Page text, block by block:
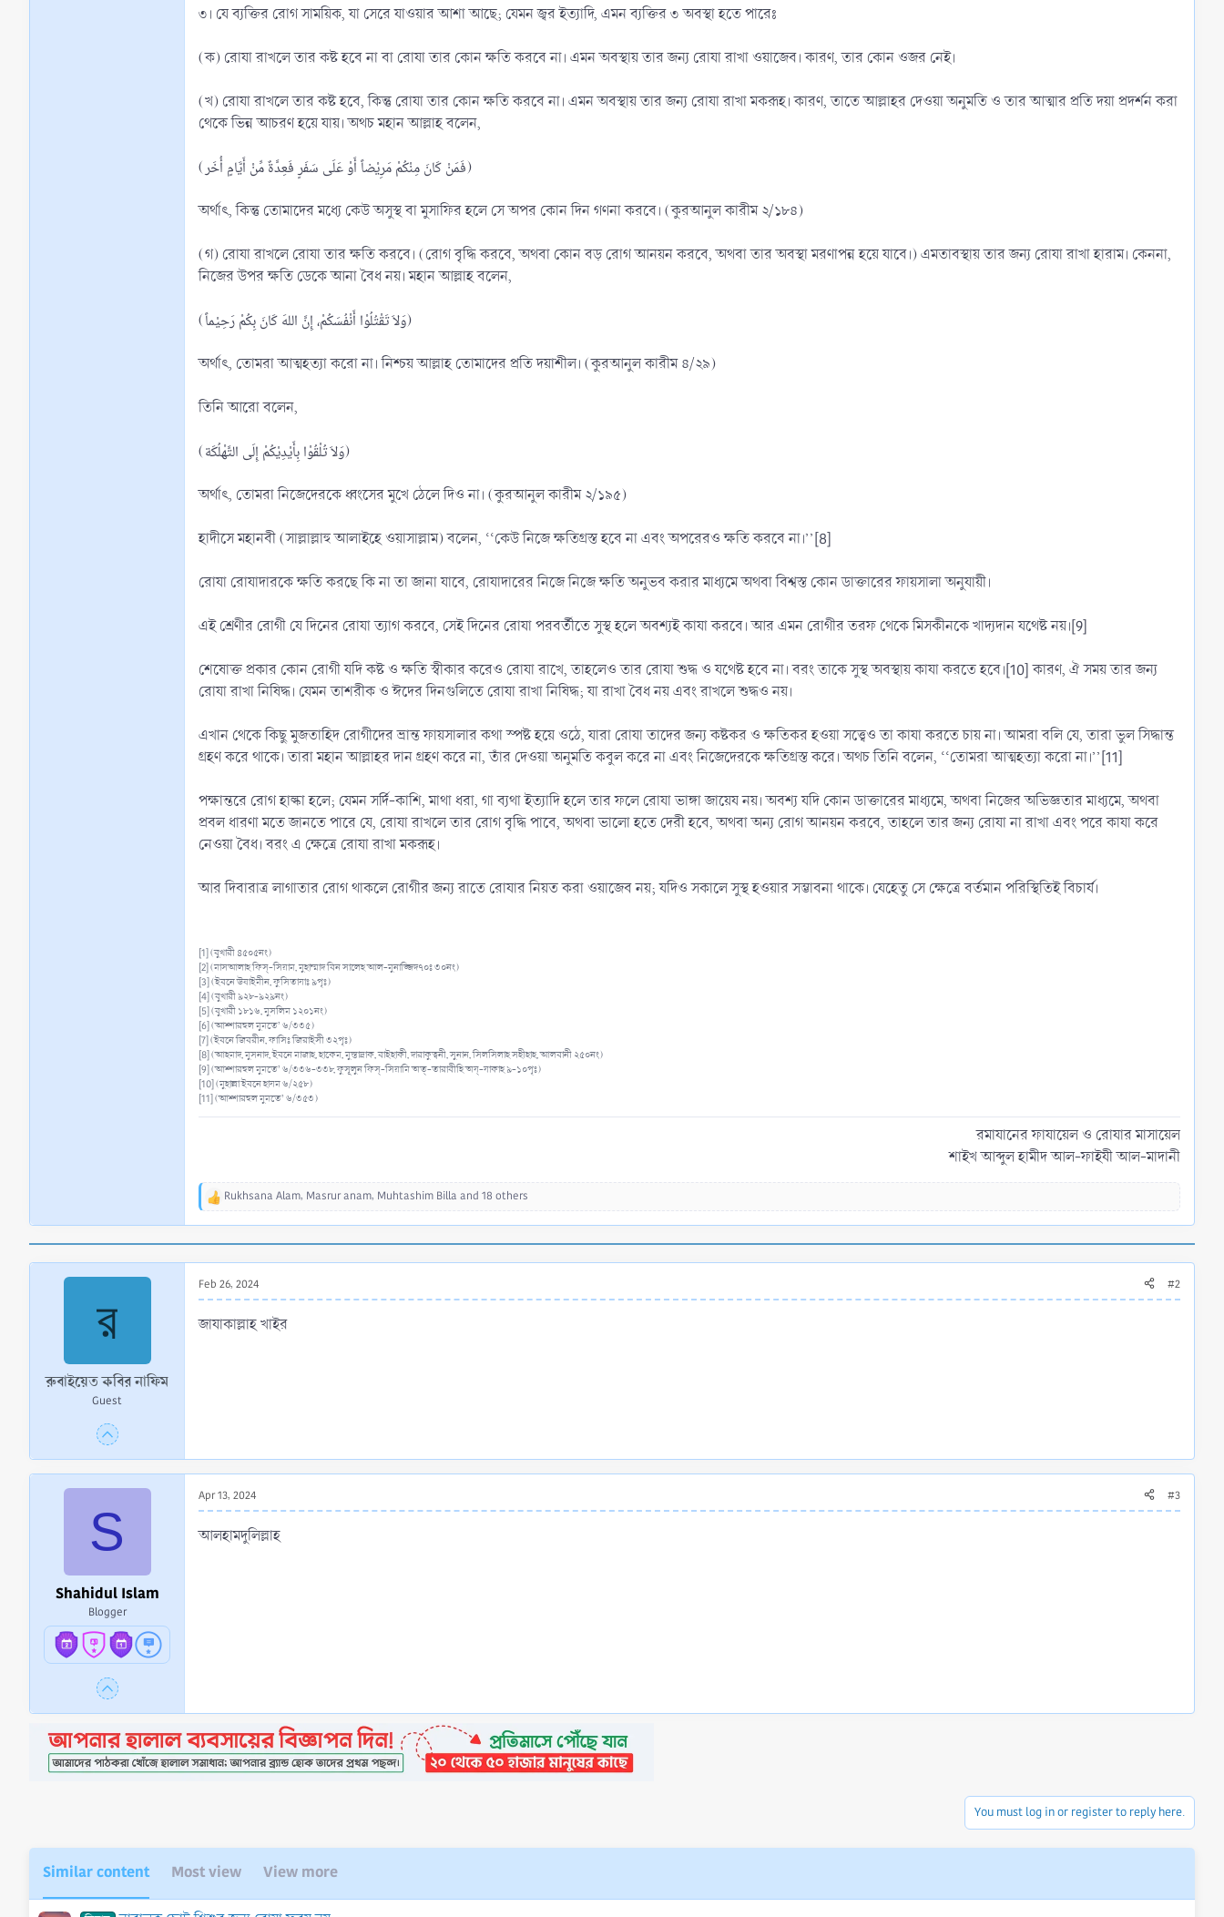
৩। যে ব্যক্তির রোগ সাময়িক, যা সেরে যাওয়ার আশা আছে; যেমন জ্বর ইত্যাদি, এমন ব্যক্তির ৩ অবস্থা হতে পারেঃ
(ক) রোযা রাখলে তার কষ্ট হবে না বা রোযা তার কোন ক্ষতি করবে না। এমন অবস্থায় তার জন্য রোযা রাখা ওয়াজেব। কারণ, তার কোন ওজর নেই।
(খ) রোযা রাখলে তার কষ্ট হবে, কিন্তু রোযা তার কোন ক্ষতি করবে না। এমন অবস্থায় তার জন্য রোযা রাখা মকরূহ। কারণ, তাতে আল্লাহর দেওয়া অনুমতি ও তার আত্মার প্রতি দয়া প্রদর্শন করা
থেকে ভিন্ন আচরণ হয়ে যায়। অথচ মহান আল্লাহ বলেন,
(فَمَنْ كَانَ مِنْكُمْ مَرِيْضاً أَوْ عَلَى سَفَرٍ فَعِدَّةٌ مِّنْ أَيَّامٍ أُخَر)
অর্থাৎ, কিন্তু তোমাদের মধ্যে কেউ অসুস্থ বা মুসাফির হলে সে অপর কোন দিন গণনা করবে। (কুরআনুল কারীম ২/১৮৪)
(গ) রোযা রাখলে রোযা তার ক্ষতি করবে। (রোগ বৃদ্ধি করবে, অথবা কোন বড় রোগ আনয়ন করবে, অথবা তার অবস্থা মরণাপন্ন হয়ে যাবে।) এমতাবস্থায় তার জন্য রোযা রাখা হারাম। কেননা,
নিজের উপর ক্ষতি ডেকে আনা বৈধ নয়। মহান আল্লাহ বলেন,
(وَلاَ تَقْتُلُوْا أَنْفُسَكُمْ، إِنَّ اللهَ كَانَ بِكُمْ رَحِيْماً)
অর্থাৎ, তোমরা আত্মহত্যা করো না। নিশ্চয় আল্লাহ তোমাদের প্রতি দয়াশীল। (কুরআনুল কারীম ৪/২৯)
তিনি আরো বলেন,
(وَلاَ تُلْقُوْا بِأَيْدِيْكُمْ إِلَى التَّهْلُكَة)
অর্থাৎ, তোমরা নিজেদেরকে ধ্বংসের মুখে ঠেলে দিও না। (কুরআনুল কারীম ২/১৯৫)
হাদীসে মহানবী (সাল্লাল্লাহু আলাইহে ওয়াসাল্লাম) বলেন, ‘‘কেউ নিজে ক্ষতিগ্রস্ত হবে না এবং অপরেরও ক্ষতি করবে না।’’[8]
রোযা রোযাদারকে ক্ষতি করছে কি না তা জানা যাবে, রোযাদারের নিজে নিজে ক্ষতি অনুভব করার মাধ্যমে অথবা বিশ্বস্ত কোন ডাক্তারের ফায়সালা অনুযায়ী।
এই শ্রেণীর রোগী যে দিনের রোযা ত্যাগ করবে, সেই দিনের রোযা পরবর্তীতে সুস্থ হলে অবশ্যই কাযা করবে। আর এমন রোগীর তরফ থেকে মিসকীনকে খাদ্যদান যথেষ্ট নয়।[9]
শেষোক্ত প্রকার কোন রোগী যদি কষ্ট ও ক্ষতি স্বীকার করেও রোযা রাখে, তাহলেও তার রোযা শুদ্ধ ও যথেষ্ট হবে না। বরং তাকে সুস্থ অবস্থায় কাযা করতে হবে।[10] কারণ, ঐ সময় তার জন্য
রোযা রাখা নিষিদ্ধ। যেমন তাশরীক ও ঈদের দিনগুলিতে রোযা রাখা নিষিদ্ধ; যা রাখা বৈধ নয় এবং রাখলে শুদ্ধও নয়।
এখান থেকে কিছু মুজতাহিদ রোগীদের ভ্রান্ত ফায়সালার কথা স্পষ্ট হয়ে ওঠে, যারা রোযা তাদের জন্য কষ্টকর ও ক্ষতিকর হওয়া সত্ত্বেও তা কাযা করতে চায় না। আমরা বলি যে, তারা ভুল সিদ্ধান্ত
গ্রহণ করে থাকে। তারা মহান আল্লাহর দান গ্রহণ করে না, তাঁর দেওয়া অনুমতি কবুল করে না এবং নিজেদেরকে ক্ষতিগ্রস্ত করে। অথচ তিনি বলেন, ‘‘তোমরা আত্মহত্যা করো না।’’[11]
পক্ষান্তরে রোগ হাল্কা হলে; যেমন সর্দি-কাশি, মাথা ধরা, গা ব্যথা ইত্যাদি হলে তার ফলে রোযা ভাঙ্গা জায়েয নয়। অবশ্য যদি কোন ডাক্তারের মাধ্যমে, অথবা নিজের অভিজ্ঞতার মাধ্যমে, অথবা
প্রবল ধারণা মতে জানতে পারে যে, রোযা রাখলে তার রোগ বৃদ্ধি পাবে, অথবা ভালো হতে দেরী হবে, অথবা অন্য রোগ আনয়ন করবে, তাহলে তার জন্য রোযা না রাখা এবং পরে কাযা করে
নেওয়া বৈধ। বরং এ ক্ষেত্রে রোযা রাখা মকরূহ।
আর দিবারাত্র লাগাতার রোগ থাকলে রোগীর জন্য রাতে রোযার নিয়ত করা ওয়াজেব নয়; যদিও সকালে সুস্থ হওয়ার সম্ভাবনা থাকে। যেহেতু সে ক্ষেত্রে বর্তমান পরিস্থিতিই বিচার্য।
[1] (বুখারী ৪৫০৫নং)
[2] (মাসআলাহ ফিস্-সিয়াম, মুহাম্মাদ বিন সালেহ আল-মুনাজ্জিদ৭০ঃ ৩০নং)
[3] (ইবনে উষাইমীন, ফুসিতাযাঃ ৯পৃঃ)
[4] (বুখারী ৯২৮-৯২৯নং)
[5] (বুখারী ১৮১৬, মুসলিম ১২০১নং)
[6] (আশ্শারহুল মুমতে’ ৬/৩৩৫)
[7] (ইবনে জিবরীন, ফাসিঃ জিরাইসী ৩২পৃঃ)
[8] (আহমাদ, মুসনাদ, ইবনে মাজাহ, হাকেম, মুস্তাদ্রাক, বাইহাকী, দারাকুত্বনী, সুনান, সিলসিলাহ সহীহাহ, আলবানী ২৫০নং)
[9] (আশ্শারহুল মুমতে’ ৬/৩৩৬-৩৩৮, ফুসূলুন ফিস্-সিয়ামি অত্-তারাবীহি অয্-যাকাহ ৯-১০পৃঃ)
[10] (মুহাল্লা ইবনে হাযম ৬/২৫৮)
[11] (আশ্শারহুল মুমতে’ ৬/৩৫৩)
রমাযানের ফাযায়েল ও রোযার মাসায়েল
শাইখ আব্দুল হামীদ আল-ফাইযী আল-মাদানী​
R
t
i
o
n
s
Rukhsana Alam, Masrur anam, Muhtashim Billa and 18 others
র
রুবাইয়েত কবির নাফিম
Guest
Feb 26, 2024 #2
জাযাকাল্লাহ খাইর
S
Shahidul Islam
Blogger
Apr 13, 2024 #3
আলহামদুলিল্লাহ
You must log in or register to reply here.
Similar content Most view View more